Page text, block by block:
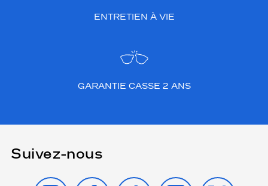
ENTRETIEN À VIE
GARANTIE CASSE 2 ANS
Suivez-nous
INSTAGRAMFACEBOOK
TIKTOK YOUTUBE
X